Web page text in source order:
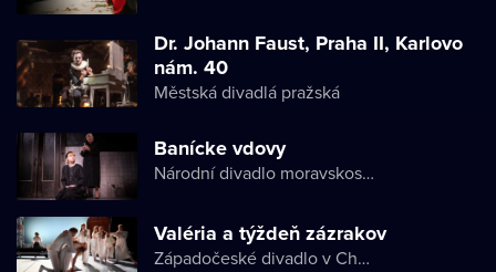
Dr. Johann Faust, Praha II, Karlovo
nám. 40
Městská divadlá pražská
Banícke vdovy
Národní divadlo moravskoslezské
Valéria a týždeň zázrakov
Západočeské divadlo v Chebu